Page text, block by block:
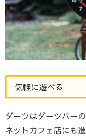
気軽に遊べる
ダーツはダーツバー
ネットカフェ店にも